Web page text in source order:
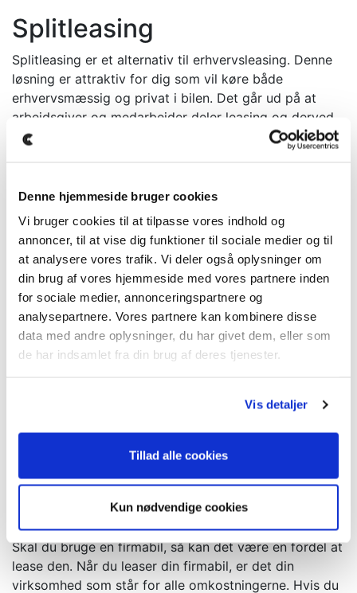
Denne hjemmeside bruger cookies
Vi bruger cookies til at tilpasse vores indhold og
annoncer, til at vise dig funktioner til sociale medier og til
at analysere vores trafik. Vi deler også oplysninger om
din brug af vores hjemmeside med vores partnere inden
for sociale medier, annonceringspartnere og
analysepartnere. Vores partnere kan kombinere disse
data med andre oplysninger, du har givet dem, eller som
de har indsamlet fra din brug af deres tjenester.
Vis detaljer
Tillad alle cookies
Kun nødvendige cookies
Splitleasing
Splitleasing er et alternativ til erhvervsleasing. Denne
løsning er attraktiv for dig som vil køre både
erhvervsmæssig og privat i bilen. Det går ud på at
arbejdsgiver og medarbejder deler leasing og derved
’splitter’ leasing mellem sig. Kører man fx 75%
erhvervskørsel og 25% privatkørsel, bliver 75% af
25% faktureret til medarbejderen privat.
Læs mere om splitleasing her »
Korttidsleasing
Korttidsleasing er som ordet lyder; leasing i en kortere
periode. Normalvis laver vi leasingaftaler på 12
måneder med mulighed for forlængelse, men ved man
at man ikke skal bruge bil så længe ad gangen, kan
gangen. Læs mere om hvad korttidsleasing er for
Læs mere om korttidsleasing her
Firmabil leasing
Skal du bruge en firmabil, så kan det være en fordel at
lease den. Når du leaser din firmabil, er det din
virksomhed som står for alle omkostningerne. Hvis du